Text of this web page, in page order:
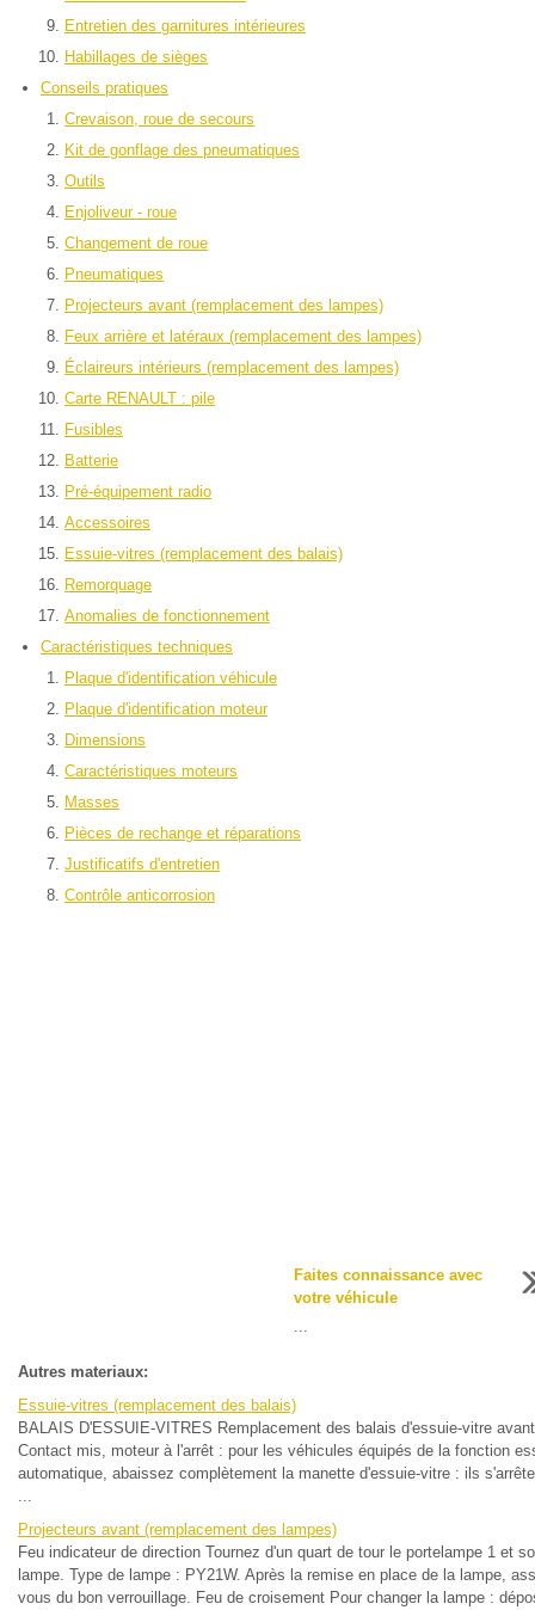
Entretien des garnitures intérieures
Habillages de sièges
Conseils pratiques
Crevaison, roue de secours
Kit de gonflage des pneumatiques
Outils
Enjoliveur - roue
Changement de roue
Pneumatiques
Projecteurs avant (remplacement des lampes)
Feux arrière et latéraux (remplacement des lampes)
Éclaireurs intérieurs (remplacement des lampes)
Carte RENAULT : pile
Fusibles
Batterie
Pré-équipement radio
Accessoires
Essuie-vitres (remplacement des balais)
Remorquage
Anomalies de fonctionnement
Caractéristiques techniques
Plaque d'identification véhicule
Plaque d'identification moteur
Dimensions
Caractéristiques moteurs
Masses
Pièces de rechange et réparations
Justificatifs d'entretien
Contrôle anticorrosion
Faites connaissance avec
votre véhicule
...
Autres materiaux:
Essuie-vitres (remplacement des balais)
BALAIS D'ESSUIE-VITRES Remplacement des balais d'essuie-vitre
Contact mis, moteur à l'arrêt : pour les véhicules équipés de la fonction
automatique, abaissez complètement la manette d'essuie-vitre : ils
...
Projecteurs avant (remplacement des lampes)
Feu indicateur de direction Tournez d'un quart de tour le portelampe 1 et
lampe. Type de lampe : PY21W. Après la remise en place de la lampe,
vous du bon verrouillage. Feu de croisement Pour changer la lampe :